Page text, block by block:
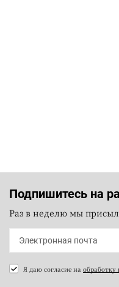
Подпишитесь на
Раз в неделю мы
Я даю согласие на обработку